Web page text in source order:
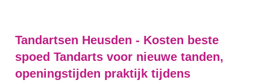
Tandartsen Heusden - Kosten beste
spoed Tandarts voor nieuwe tanden,
openingstijden praktijk tijdens